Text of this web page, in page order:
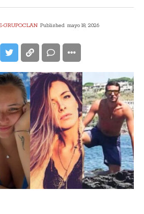
GRUPOCLAN Published mayo 18, 2026